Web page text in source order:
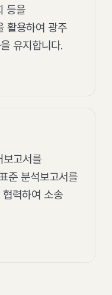
등을
활용하여 광주
유지합니다.
보고서를
준 분석보고서를
력하여 소송